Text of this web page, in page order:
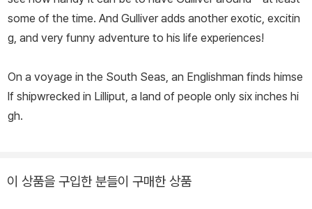
some of the time. And Gulliver adds another exotic, excitin
g, and very funny adventure to his life experiences!
On a voyage in the South Seas, an Englishman finds himse
lf shipwrecked in Lilliput, a land of people only six inches hi
gh.
이 상품을 구입한 분들이 구매한 상품